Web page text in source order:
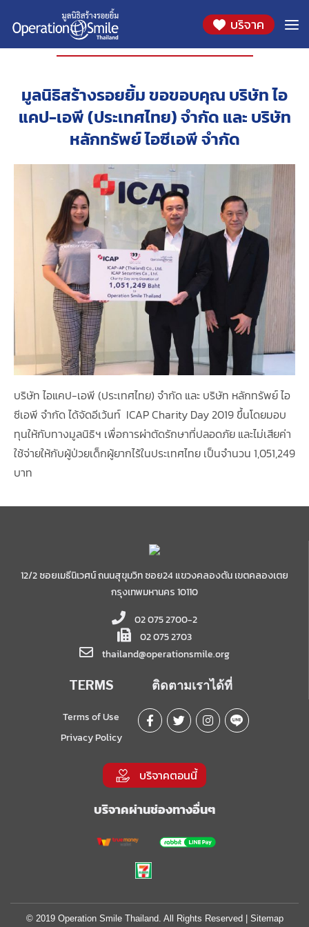
บริจาค
องค์กรที่ร่วมสนับสนุน
มูลนิธิสร้างรอยยิ้ม ขอขอบคุณ บริษัท ไอ
แคป-เอพี (ประเทศไทย) จำกัด และ บริษัท
หลักทรัพย์ ไอซีเอพี จำกัด
บริษัท ไอแคป-เอพี (ประเทศไทย) จำกัด และ บริษัท หลักทรัพย์ ไอ
ซีเอพี จำกัด ได้จัดอีเว้นท์ ICAP Charity Day 2019 ขึ้นโดยมอบ
ทุนให้กับทางมูลนิธิฯ เพื่อการผ่าตัดรักษาที่ปลอดภัย และไม่เสียค่า
ใช้จ่ายให้กับผู้ป่วยเด็กผู้ยากไร้ในประเทศไทย เป็นจำนวน 1,051,249
บาท
12/2 ซอยเมธีนิเวศน์ ถนนสุขุมวิท ซอย24 แขวงคลองตัน เขตคลองเตย
กรุงเทพมหานคร 10110
02 075 2700-2
02 075 2703
thailand@operationsmile.org
TERMS
Terms of Use
Privacy Policy
ติดตามเราได้ที่
บริจาคตอนนี้
บริจาคผ่านช่องทางอื่นๆ
© 2019 Operation Smile Thailand. All Rights Reserved | Sitemap